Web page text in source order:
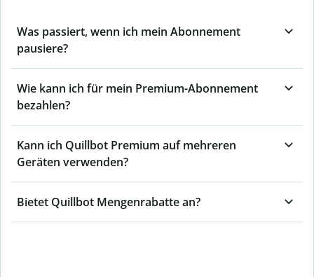
Was passiert, wenn ich mein Abonnement
pausiere?
Wie kann ich für mein Premium-Abonnement
bezahlen?
Kann ich Quillbot Premium auf mehreren
Geräten verwenden?
Bietet Quillbot Mengenrabatte an?